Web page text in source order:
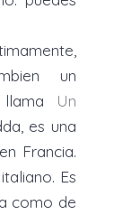
un
llama Un
es una
Francia.
Es
como de